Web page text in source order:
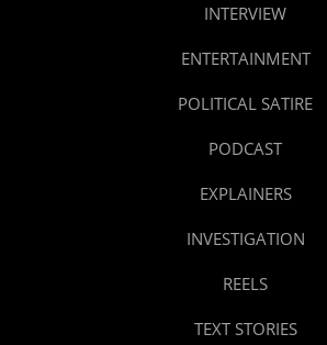
INTERVIEW
ENTERTAINMENT
POLITICAL SATIRE
PODCAST
EXPLAINERS
INVESTIGATION
REELS
TEXT STORIES